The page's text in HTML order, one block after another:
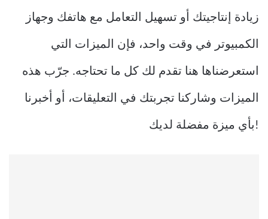
زيادة إنتاجيتك أو تسهيل التعامل مع هاتفك وجهاز
الكمبيوتر في وقت واحد، فإن الميزات التي
استعرضناها هنا تقدم لك كل ما تحتاجه. جرّب هذه
الميزات وشاركنا تجربتك في التعليقات، أو أخبرنا
بأي ميزة مفضلة لديك!